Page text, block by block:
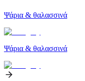
Ψάρια & θαλασσινά
Ψάρια & θαλασσινά